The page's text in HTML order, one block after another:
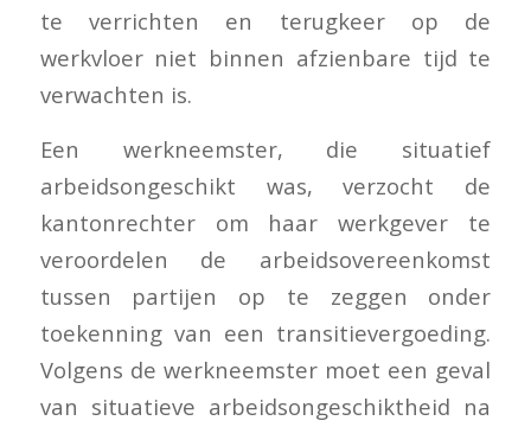
te verrichten en terugkeer op de
werkvloer niet binnen afzienbare tijd te
verwachten is.
Een werkneemster, die situatief
arbeidsongeschikt was, verzocht de
kantonrechter om haar werkgever te
veroordelen de arbeidsovereenkomst
tussen partijen op te zeggen onder
toekenning van een transitievergoeding.
Volgens de werkneemster moet een geval
van situatieve arbeidsongeschiktheid na